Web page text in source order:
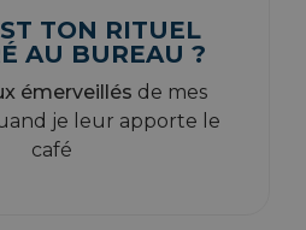
TON RITUEL
AU BUREAU ?
émerveillés de mes
je leur apporte le
café